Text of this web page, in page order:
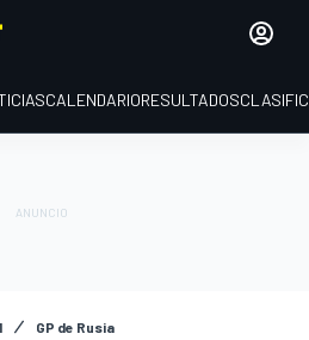
CALENDARIORESULTADOS
GP de Rusia